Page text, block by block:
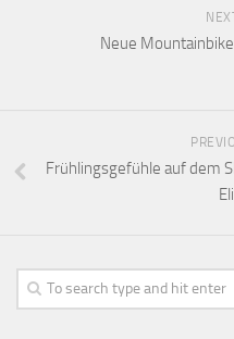
Neue
Frühlingsgefühle auf dem